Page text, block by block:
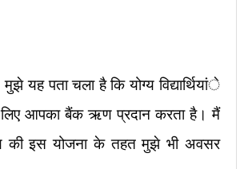
है कि योग्य विद्यार्थियांे
लिए आपका बैंक ऋण प्रदान करता है। मैं
की इस योजना के तहत मुझे भी अवसर